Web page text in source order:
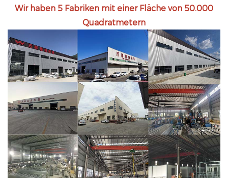
Wir haben 5 Fabriken mit einer Fläche von 50.000
Quadratmetern